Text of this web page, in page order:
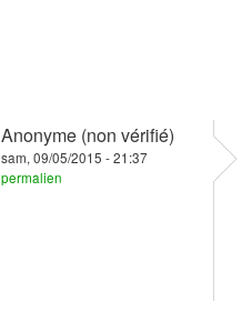
Anonyme (non vérifié)
sam, 09/05/2015 - 21:37
permalien